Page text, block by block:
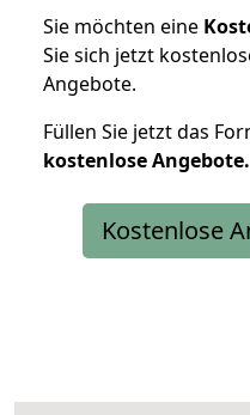
Sie möchten eine
Sie sich jetzt
Angebote.
Füllen Sie jetzt das
kostenloseAngebote.
Kostenlose